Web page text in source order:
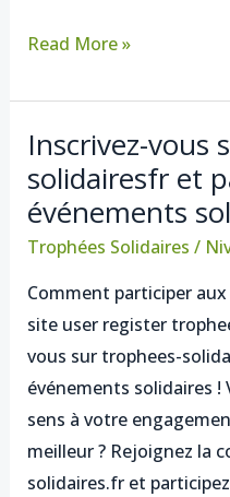
Read More »
Inscrivez-vous
solidairesfr et
événements
Trophées Solidaires /
Comment participer
site user register
vous sur trophees-
événements solidaires
sens à votre
meilleur ? Rejoignez la
solidaires.fr et
Inscrivez-
vous
sur
trophees-
et
participez
à
des
événements
solidaires